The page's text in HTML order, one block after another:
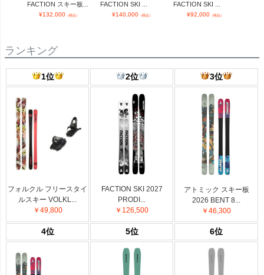
FACTION スキー板...
¥132,000（税込）
FACTION SKI ...
¥140,000（税込）
FACTION SKI ...
¥92,000（税込）
ランキング
1位 2位 3位
フォルクル フリースタイ
ルスキー VOLKL...
￥49,800
FACTION SKI 2027
PRODI...
￥126,500
アトミック スキー板
2026 BENT 8...
￥46,300
4位 5位 6位